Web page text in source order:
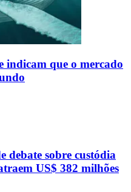
indicam que o mercado
debate sobre custódia
US$ 382 milhões